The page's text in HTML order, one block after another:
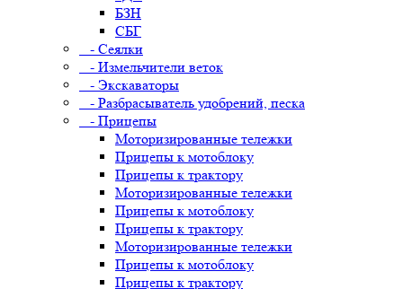
БЗН
СБГ
- Сеялки
- Измельчители веток
- Экскаваторы
- Разбрасыватель удобрений, песка
- Прицепы
Моторизированные тележки
Прицепы к мотоблоку
Прицепы к трактору
Моторизированные тележки
Прицепы к мотоблоку
Прицепы к трактору
Моторизированные тележки
Прицепы к мотоблоку
Прицепы к трактору